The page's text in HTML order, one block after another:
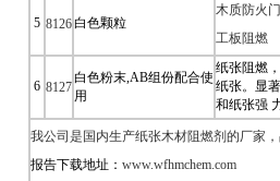
5 8126白色颗粒
木质防火
工板阻燃
6 8127
白色粉末,AB组份配合使
用
纸张阻燃
纸张。显
和纸张强
我公司是国内生产纸张木材阻燃剂的厂家
报告下载地址： www.wfhmchem.com